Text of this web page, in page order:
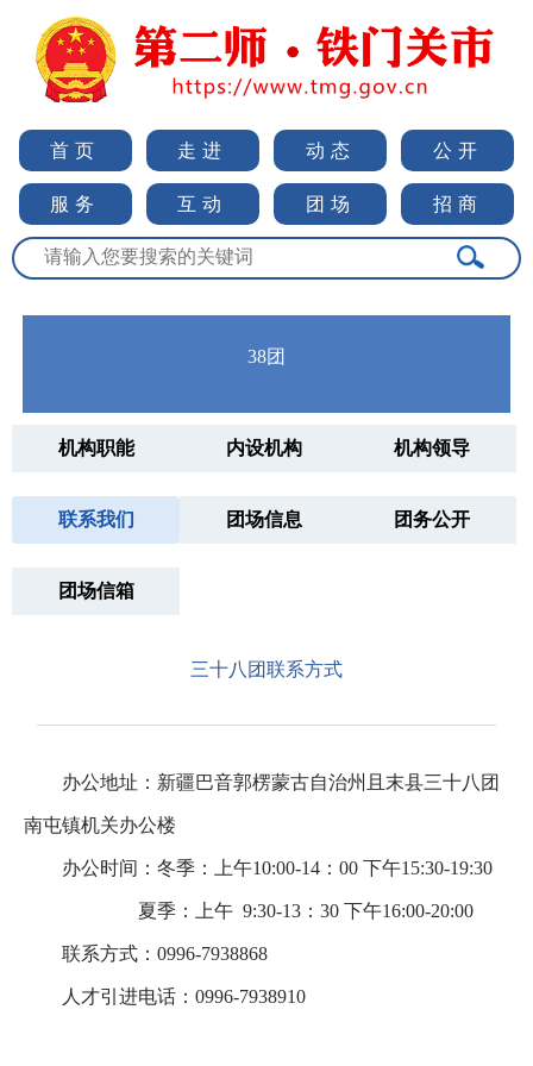
首页 走进 动态 公开
服务 互动 团场 招商
38团
机构职能 内设机构 机构领导
联系我们 团场信息 团务公开
团场信箱
三十八团联系方式
办公地址：新疆巴音郭楞蒙古自治州且末县三十八团
南屯镇机关办公楼
办公时间：冬季：上午10:00-14 ： 00 下午15:30-19:30
夏季：上午 9:30-13 ： 30 下午16:00-20:00
联系方式： 0996-7938868
人才引进电话： 0996-7938910